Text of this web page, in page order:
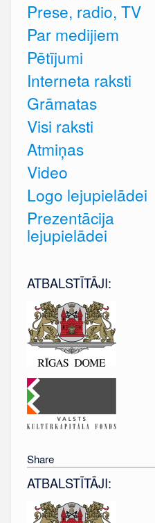
Prese, radio, TV
Par medijiem
Pētījumi
Interneta raksti
Grāmatas
Visi raksti
Atmiņas
Video
Logo lejupielādei
Prezentācija
lejupielādei
ATBALSTĪTĀJI:
Share
ATBALSTĪTĀJI: